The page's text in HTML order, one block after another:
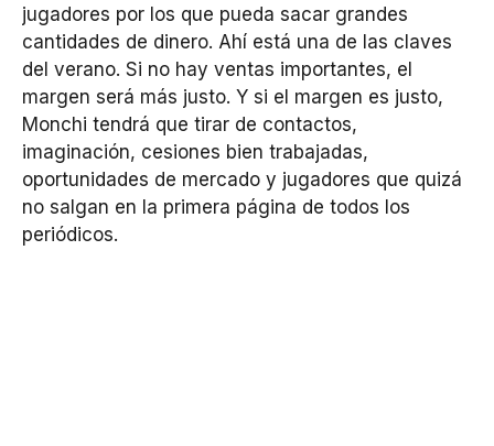
jugadores por los que pueda sacar grandes
cantidades de dinero. Ahí está una de las claves
del verano. Si no hay ventas importantes, el
margen será más justo. Y si el margen es justo,
Monchi tendrá que tirar de contactos,
imaginación, cesiones bien trabajadas,
oportunidades de mercado y jugadores que quizá
no salgan en la primera página de todos los
periódicos.